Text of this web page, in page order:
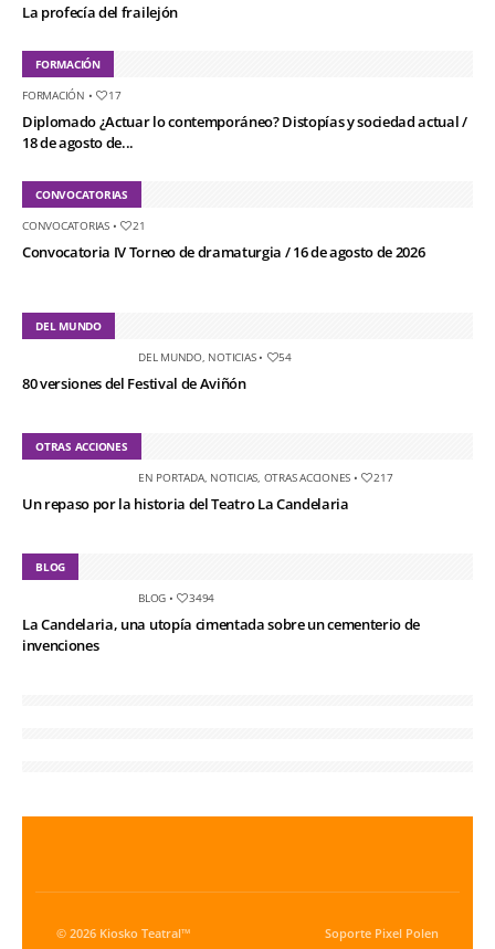
La profecía del frailejón
FORMACIÓN
FORMACIÓN • 17
Diplomado ¿Actuar lo contemporáneo? Distopías y sociedad actual /
18 de agosto de...
CONVOCATORIAS
CONVOCATORIAS• 21
Convocatoria IV Torneo de dramaturgia / 16 de agosto de 2026
DEL MUNDO
DEL MUNDO, NOTICIAS• 54
80 versiones del Festival de Aviñón
OTRAS ACCIONES
EN PORTADA, NOTICIAS OTRAS ACCIONES • 217
Un repaso por la historia del Teatro La Candelaria
BLOG
BLOG • 3494
La Candelaria, una utopía cimentada sobre un cementerio de
invenciones
© 2026 Kiosko Teatral™ Soporte Pixel Polen